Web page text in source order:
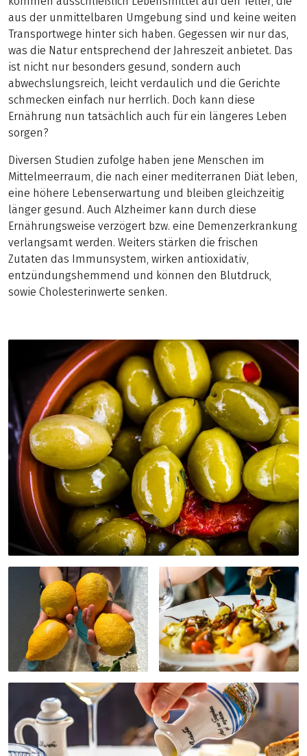
aus der unmittelbaren Umgebung sind und keine weiten
Transportwege hinter sich haben. Gegessen wir nur das,
was die Natur entsprechend der Jahreszeit anbietet. Das
ist nicht nur besonders gesund, sondern auch
abwechslungsreich, leicht verdaulich und die Gerichte
schmecken einfach nur herrlich. Doch kann diese
Ernährung nun tatsächlich auch für ein längeres Leben
sorgen?
Diversen Studien zufolge haben jene Menschen im
Mittelmeerraum, die nach einer mediterranen Diät leben,
eine höhere Lebenserwartung und bleiben gleichzeitig
länger gesund. Auch Alzheimer kann durch diese
Ernährungsweise verzögert bzw. eine Demenzerkrankung
verlangsamt werden. Weiters stärken die frischen
Zutaten das Immunsystem, wirken antioxidativ,
entzündungshemmend und können den Blutdruck,
sowie Cholesterinwerte senken.